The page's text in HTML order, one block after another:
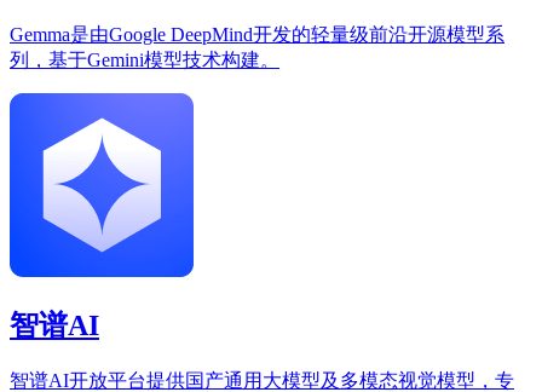
Gemma是由Google DeepMind开发的轻量级前沿开源模型系
列，基于Gemini模型技术构建。
智谱AI
智谱AI开放平台提供国产通用大模型及多模态视觉模型，专